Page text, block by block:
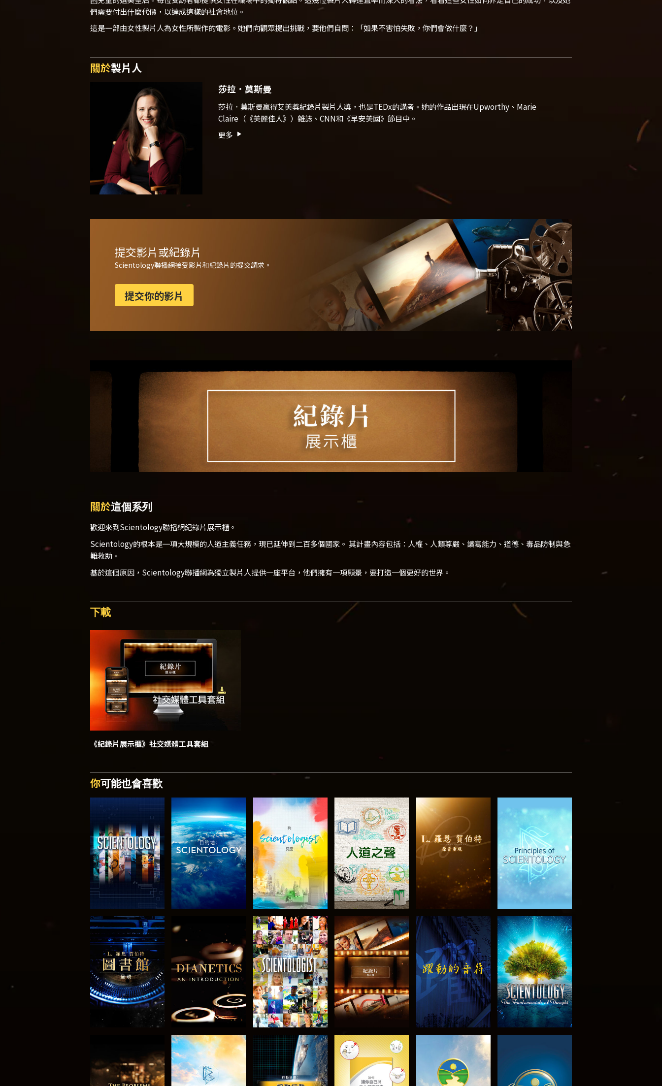
們需要付出什麼代價，以達成這樣的社會地位。
這是一部由女性製片人為女性所製作的電影。她們向觀眾提出挑戰，要他們自問：「如果不害怕失敗，你們會做什麼？」
關於製片人
莎拉．莫斯曼
莎拉．莫斯曼贏得艾美獎紀錄片製片人獎，也是TEDx的講者 。她的作品出現在Upworthy、Marie
Claire（《美麗佳人》）雜誌、CNN和《早安美國》節目中。
更多
提交影片或紀錄片
Scientology聯播網接受影片和紀錄片的提交請求。
提交你的影片
關於這個系列
歡迎來到Scientology聯播網紀錄片展示櫃。
Scientology的根本是一項大規模的人道主義任務，現已延伸到二百多個國家。 其計畫內容包括：人權、人類尊嚴、讀寫能力、道德、毒品防制與急
難救助。
基於這個原因，Scientology聯播網為獨立製片人提供一座平台，他們擁有一項願景，要打造一個更好的世界。
下載
《紀錄片展示櫃》 社交媒體工具套組
你可能也會喜歡
探索系列節目 探索系列節目 探索系列節目 探索系列節目 探索系列節目 觀看
探索系列節目 觀看 探索系列節目 探索系列節目 探索系列節目